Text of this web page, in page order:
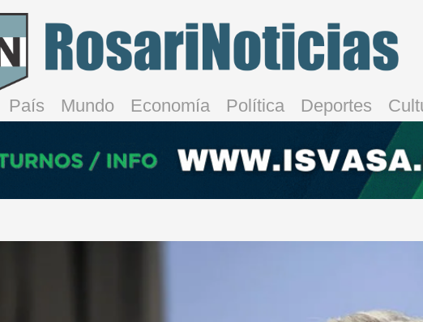
País Mundo Economía Política Deportes